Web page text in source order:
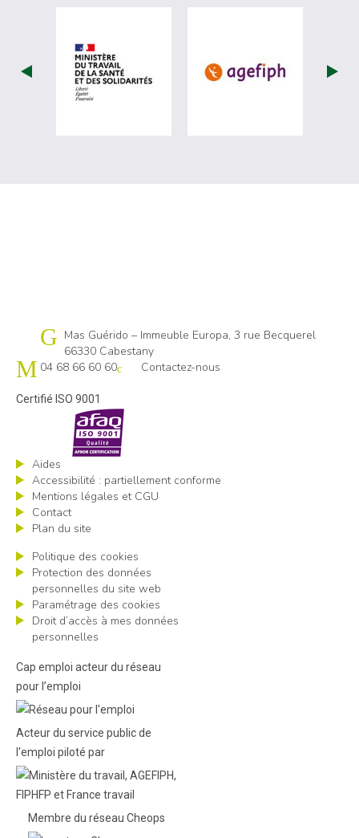
visiter les site de Ministère du travail
visiter les
Cap emploi 66
Mas Guérido – Immeuble Europa, 3 rue Becquerel
66330 Cabestany
04 68 66 60 60
Contactez-nous
Certifié ISO 9001
Aides
Accessibilité : partiellement conforme
Mentions légales et CGU
Contact
Plan du site
Politique des cookies
Protection des données
personnelles du site web
Paramétrage des cookies
Droit d’accès à mes données
personnelles
Cap emploi acteur du réseau
pour l’emploi
Acteur du service public de
l'emploi piloté par
Membre du réseau Cheops